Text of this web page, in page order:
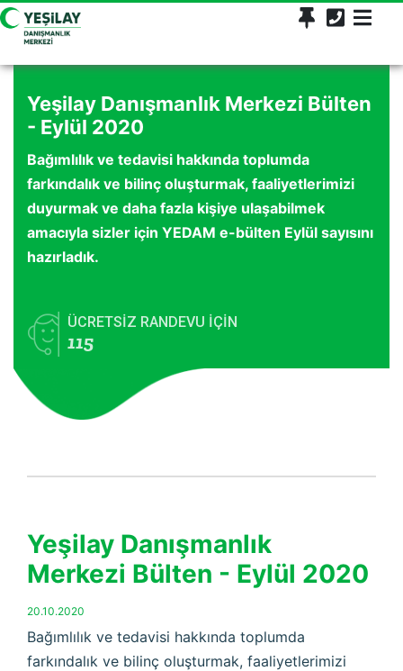
Yeşilay Danışmanlık Merkezi Bülten
- Eylül 2020
Bağımlılık ve tedavisi hakkında toplumda
farkındalık ve bilinç oluşturmak, faaliyetlerimizi
duyurmak ve daha fazla kişiye ulaşabilmek
amacıyla sizler için YEDAM e-bülten Eylül sayısını
hazırladık.
ÜCRETSİZ RANDEVU İÇİN
115
Yeşilay Danışmanlık
Merkezi Bülten - Eylül 2020
20.10.2020
Bağımlılık ve tedavisi hakkında toplumda
farkındalık ve bilinç oluşturmak, faaliyetlerimizi